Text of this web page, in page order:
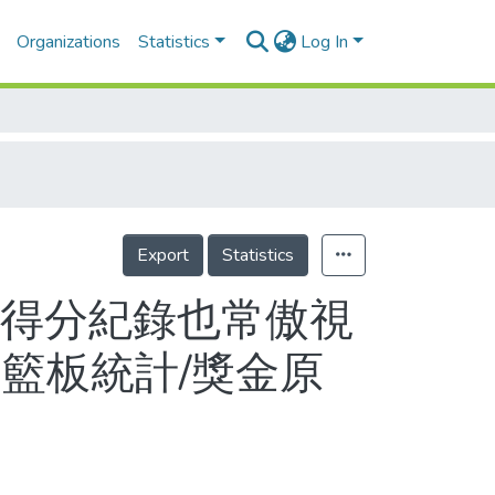
Organizations Statistics Log In
Export Statistics
分紀錄也常傲視
板統計/獎金原